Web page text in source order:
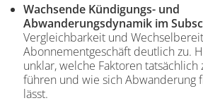
Wachsende Kündigungs- und
Abwanderungsdynamik im
Vergleichbarkeit und
Abonnementgeschäft deutlich zu.
unklar, welche Faktoren tatsächlich
führen und wie sich Abwanderung
lässt.